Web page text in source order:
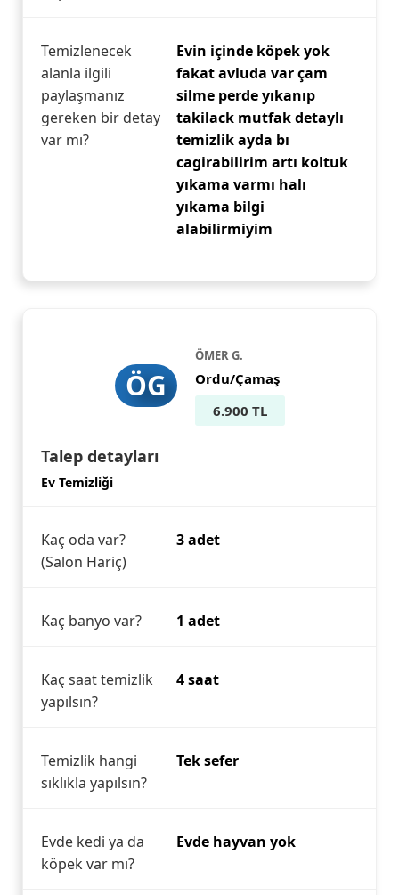
Temizlenecek
alanla ilgili
paylaşmanız
gereken bir detay
var mı?
Evin içinde köpek yok
fakat avluda var çam
silme perde yıkanıp
takilack mutfak detaylı
temizlik ayda bı
cagirabilirim artı koltuk
yıkama varmı halı
yıkama bilgi
alabilirmiyim
ÖG
ÖMER G.
Ordu/Çamaş
6.900 TL
Talep detayları
Ev Temizliği
Kaç oda var?
(Salon Hariç)
3 adet
Kaç banyo var? 1 adet
Kaç saat temizlik
yapılsın?
4 saat
Temizlik hangi
sıklıkla yapılsın?
Tek sefer
Evde kedi ya da
köpek var mı?
Evde hayvan yok